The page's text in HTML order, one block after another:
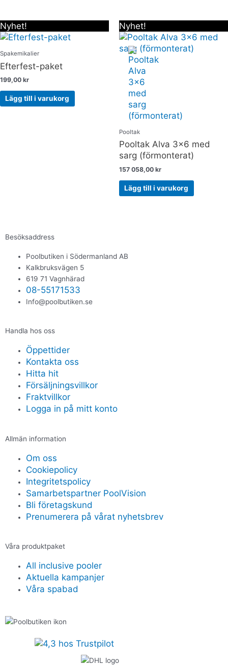
kan
väljas
på
produktsidan
Nyhet!
Spakemikalier
Efterfest-paket
199,00 kr
Lägg till i varukorg
Nyhet!
Pooltak
Pooltak Alva 3×6 med
sarg (förmonterat)
157 058,00 kr
Lägg till i varukorg
Besöksaddress
Poolbutiken i Södermanland AB
Kalkbruksvägen 5
619 71 Vagnhärad
08-55171533
Info@poolbutiken.se
Handla hos oss
Öppettider
Kontakta oss
Hitta hit
Försäljningsvillkor
Fraktvillkor
Logga in på mitt konto
Allmän information
Om oss
Cookiepolicy
Integritetspolicy
Samarbetspartner PoolVision
Bli företagskund
Prenumerera på vårat nyhetsbrev
Våra produktpaket
All inclusive pooler
Aktuella kampanjer
Våra spabad